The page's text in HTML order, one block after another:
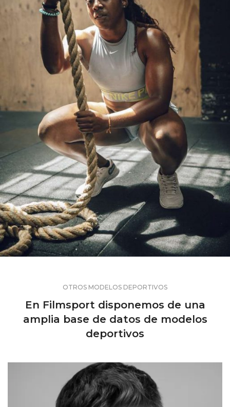
OTROS MODELOS DEPORTIVOS
En Filmsport disponemos de una
amplia base de datos de modelos
deportivos